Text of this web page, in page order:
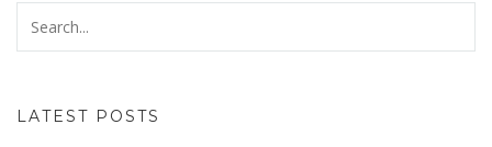
LATEST POSTS